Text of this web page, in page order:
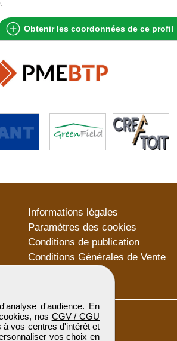
Obtenir les coordonnées de ce profil
d'audience. En
nos CGV / CGU
vos centres d'intérêt et
vos choix en
Informations légales
Paramètres des cookies
Conditions de publication
Conditions Générales de Vente